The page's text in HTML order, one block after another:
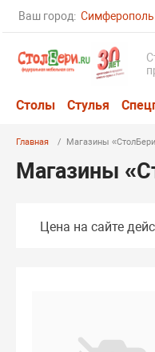
Ваш город: Симферополь
Столы Стулья
Главная Магазины
Магазины
Цена на сайте